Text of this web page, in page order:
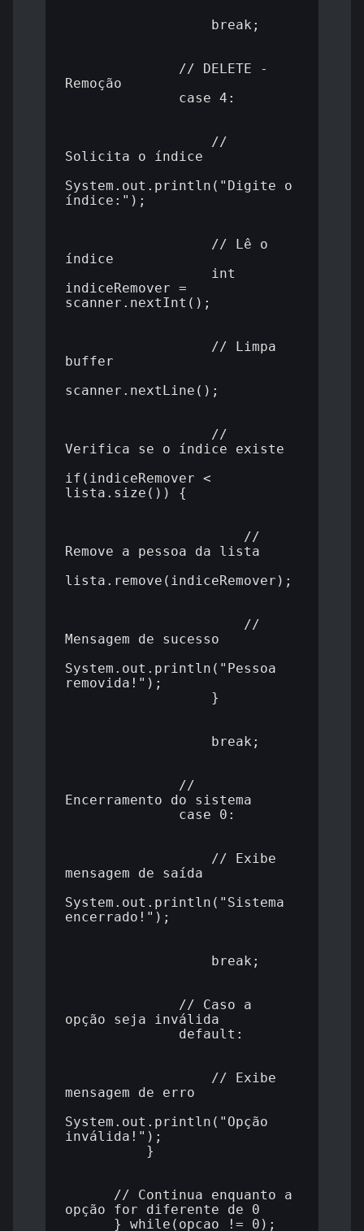
break;
// DELETE -
Remoção
case 4:
//
Solicita o índice
System.out.println("Digite o
índice:");
// Lê o
índice
int
indiceRemover =
scanner.nextInt();
// Limpa
buffer
scanner.nextLine();
//
Verifica se o índice existe
if(indiceRemover <
lista.size()) {
//
Remove a pessoa da lista
lista.remove(indiceRemover);
//
Mensagem de sucesso
System.out.println("Pessoa
removida!");
}
break;
//
Encerramento do sistema
case 0:
// Exibe
mensagem de saída
System.out.println("Sistema
encerrado!");
break;
// Caso a
opção seja inválida
default:
// Exibe
mensagem de erro
System.out.println("Opção
inválida!");
}
// Continua enquanto a
opção for diferente de 0
} while(opcao != 0);